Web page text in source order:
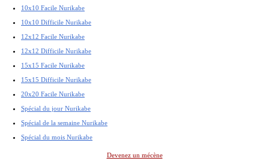
10x10 Facile Nurikabe
10x10 Difficile Nurikabe
12x12 Facile Nurikabe
12x12 Difficile Nurikabe
15x15 Facile Nurikabe
15x15 Difficile Nurikabe
20x20 Facile Nurikabe
Spécial du jour Nurikabe
Spécial de la semaine Nurikabe
Spécial du mois Nurikabe
Devenez un mécène